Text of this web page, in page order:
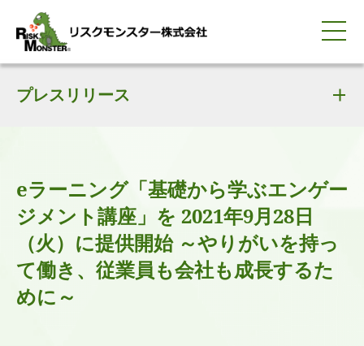
サービス紹介
選ばれる理由
知る・学ぶ
導入事例
企業情報
採用情報
IR情報
お問い合わせ
0120-259-440
平日9:00-18:00(土日祝除く)
プレスリリース
eラーニング「基礎から学ぶエンゲー
ジメント講座」を 2021年9月28日
（火）に提供開始 ～やりがいを持っ
て働き、従業員も会社も成長するた
めに～